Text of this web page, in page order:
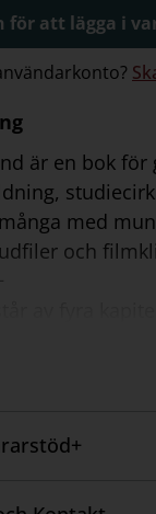
för att lägga i
är en bok
med
och
att metodiskt